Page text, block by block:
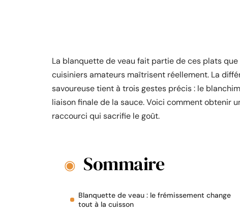
La blanquette de veau fait partie de ces plats
cuisiniers amateurs maîtrisent réellement. La
savoureuse tient à trois gestes précis : le
liaison finale de la sauce. Voici comment obtenir
raccourci qui sacrifie le goût.
Sommaire
Blanquette de veau : le frémissement change
tout à la cuisson